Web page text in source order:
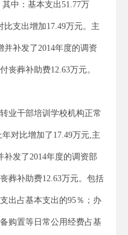
中：基本支出51.77万
比支出增加17.49万元。主
补发了2014年度的调资
丧葬补助费12.63万元。
业干部培训学校机构正常
对比增加了17.49万元,主
发了2014年度的调资部
葬补助费12.63万元。包括
出占基本支出的95％；办
购置等日常公用经费占基